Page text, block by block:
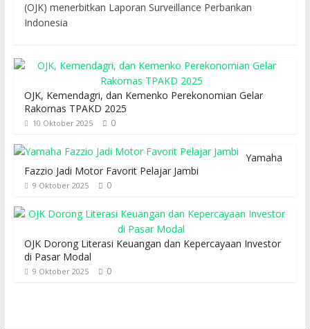
(OJK) menerbitkan Laporan Surveillance Perbankan
Indonesia
OJK, Kemendagri, dan Kemenko Perekonomian Gelar
Rakornas TPAKD 2025
10 Oktober 2025 0
Yamaha
Fazzio Jadi Motor Favorit Pelajar Jambi
9 Oktober 2025 0
OJK Dorong Literasi Keuangan dan Kepercayaan Investor
di Pasar Modal
9 Oktober 2025 0